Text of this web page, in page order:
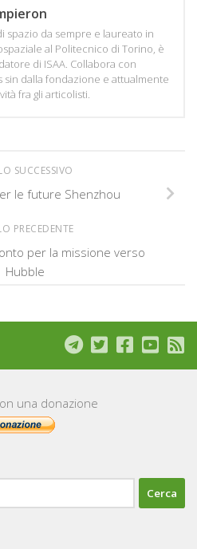
spazio da sempre e laureato in
al Politecnico di Torino, è
di ISAA. Collabora con
sin dalla fondazione e attualmente
fra gli articolisti.
SUCCESSIVO
le future Shenzhou
PRECEDENTE
per la missione verso
Hubble
una donazione